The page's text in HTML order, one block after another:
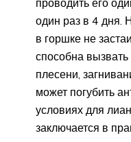
проводить его
один раз в 4 дня.
в горшке не
способна
плесени,
может погубить
условиях для
заключается в